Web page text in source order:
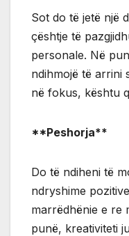
Sot do të jetë një
çështje të
personale. Në
ndihmojë të arrini
në fokus, kështu
**Peshorja**
Do të ndiheni të
ndryshime
marrëdhënie e re
punë, kreativiteti